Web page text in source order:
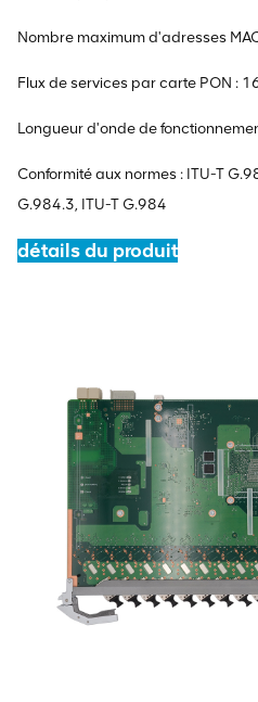
Nombre maximum d'adresses
Flux de services par carte PON :
Longueur d'onde de
Conformité aux normes : ITU-T
G.984.3, ITU-T G.984
détails du produit